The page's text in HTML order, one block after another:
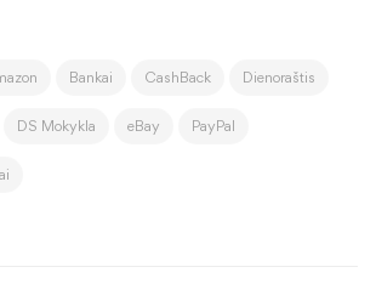
Bankai CashBack Dienoraštis
DS Mokykla eBay PayPal